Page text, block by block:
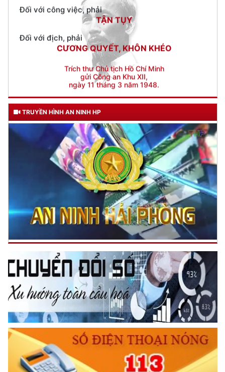
CƯƠNG QUYẾT, KHÔN KHÉO
Trích thư Chủ tịch Hồ Chí Minh
gửi Công an Khu XII,
ngày 11 tháng 3 năm 1948.
TRUYỀN HÌNH AN NINH HP